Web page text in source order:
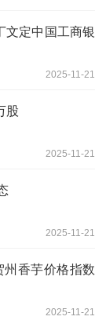
文定中国工商银
2025-11-21
股
2025-11-21
2025-11-21
香芋价格指数
2025-11-21